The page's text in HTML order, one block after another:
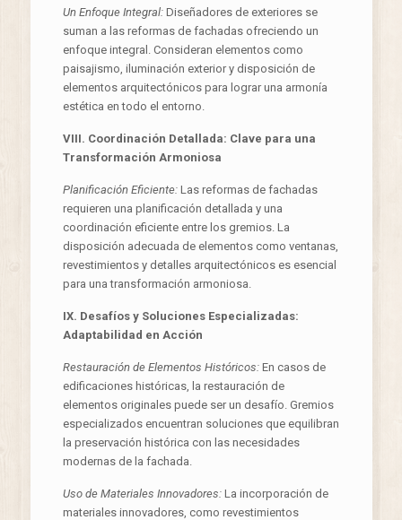
Un Enfoque Integral:Diseñadores de exteriores se
suman a las reformas de fachadas ofreciendo un
enfoque integral. Consideran elementos como
paisajismo, iluminación exterior y disposición de
elementos arquitectónicos para lograr una armonía
estética en todo el entorno.
VIII. Coordinación Detallada: Clave para una
Transformación Armoniosa
Planificación Eficiente:Las reformas de fachadas
requieren una planificación detallada y una
coordinación eficiente entre los gremios. La
disposición adecuada de elementos como ventanas,
revestimientos y detalles arquitectónicos es esencial
para una transformación armoniosa.
IX. Desafíos y Soluciones Especializadas:
Adaptabilidad en Acción
Restauración de Elementos Históricos:En casos de
edificaciones históricas, la restauración de
elementos originales puede ser un desafío. Gremios
especializados encuentran soluciones que equilibran
la preservación histórica con las necesidades
modernas de la fachada.
Uso de Materiales Innovadores:La incorporación de
materiales innovadores, como revestimientos